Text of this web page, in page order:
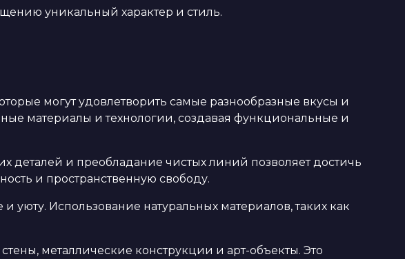
уникальный характер и стиль.
могут удовлетворить самые разнообразные вкусы и
материалы и технологии, создавая функциональные и
деталей и преобладание чистых линий позволяет достичь
и пространственную свободу.
уюту. Использование натуральных материалов, таких как
металлические конструкции и арт-объекты. Это